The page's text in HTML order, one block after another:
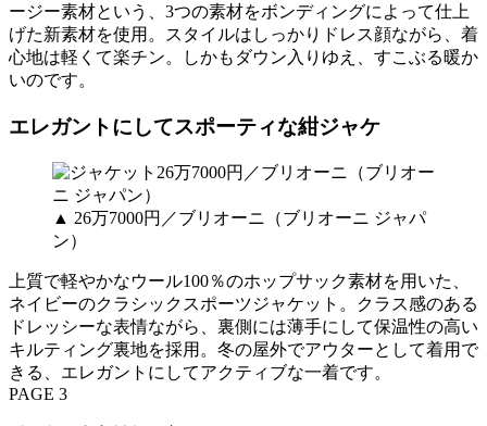
ージー素材という、3つの素材をボンディングによって仕上
げた新素材を使用。スタイルはしっかりドレス顔ながら、着
心地は軽くて楽チン。しかもダウン入りゆえ、すこぶる暖か
いのです。
エレガントにしてスポーティな紺ジャケ
▲ 26万7000円／ブリオーニ（ブリオーニ ジャパ
ン）
上質で軽やかなウール100％のホップサック素材を用いた、
ネイビーのクラシックスポーツジャケット。クラス感のある
ドレッシーな表情ながら、裏側には薄手にして保温性の高い
キルティング裏地を採用。冬の屋外でアウターとして着用で
きる、エレガントにしてアクティブな一着です。
PAGE 3